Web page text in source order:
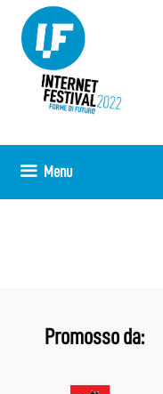
contenuto
Menu
Promosso da: